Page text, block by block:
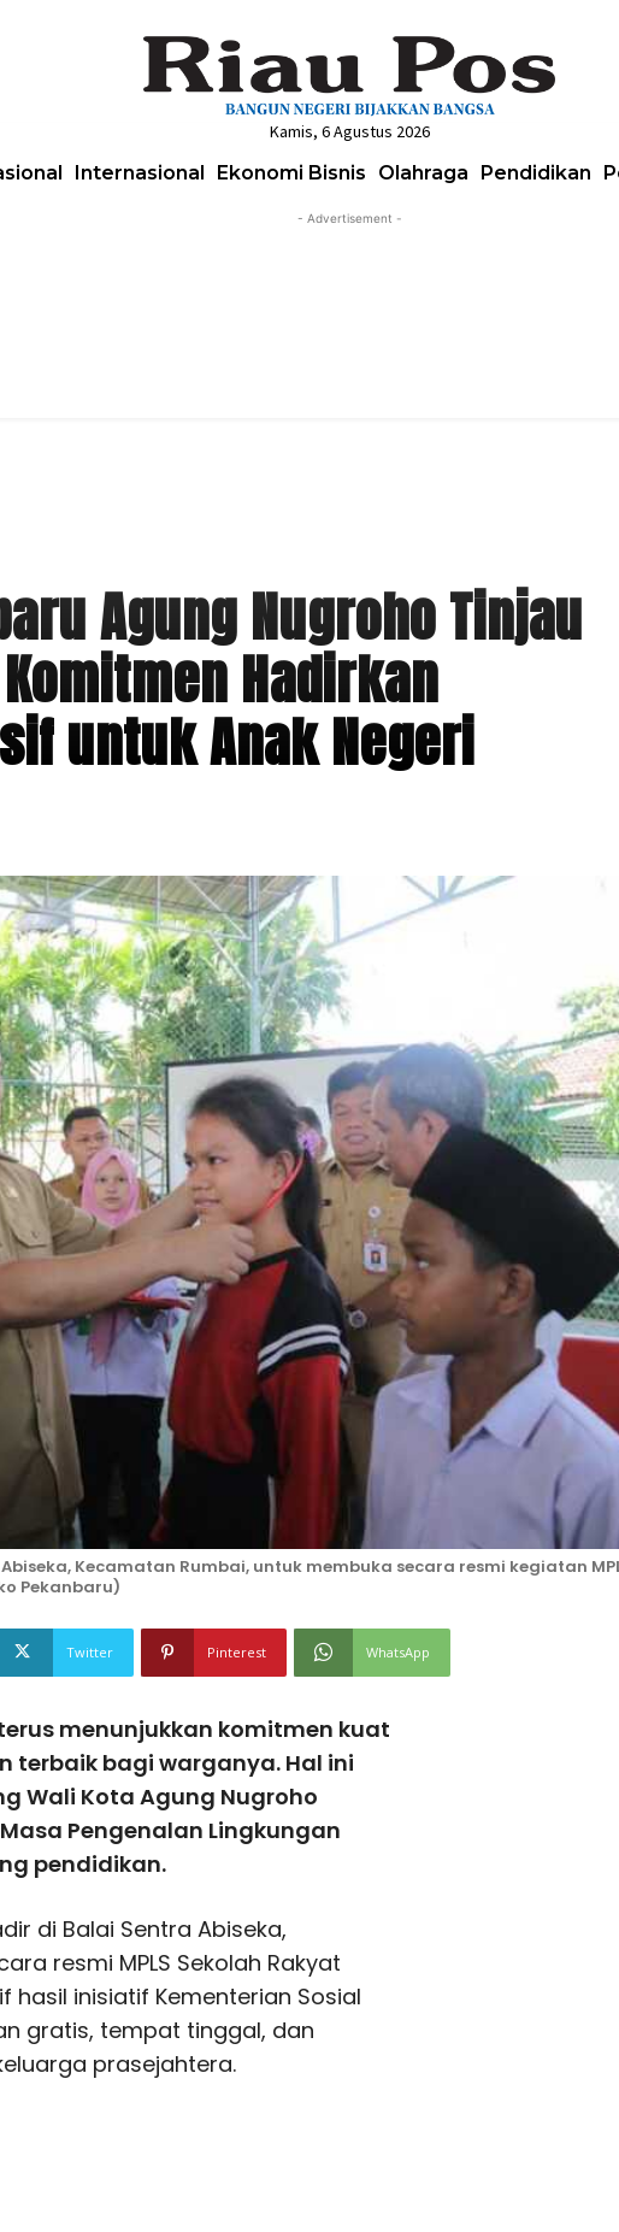
Kamis, 6 Agustus 2026
Internasional Ekonomi Bisnis Olahraga Pendidikan
- Advertisement -
Agung Nugroho Tinjau
Hadirkan
untuk Anak Negeri
Kecamatan Rumbai, untuk membuka secara resmi kegiatan
Pekanbaru)
Twitter Pinterest WhatsApp
terus menunjukkan komitmen kuat
terbaik bagi warganya. Hal ini
Wali Kota Agung Nugroho
Pengenalan Lingkungan
pendidikan.
di Balai Sentra Abiseka,
resmi MPLS Sekolah Rakyat
hasil inisiatif Kementerian Sosial
gratis, tempat tinggal, dan
prasejahtera.